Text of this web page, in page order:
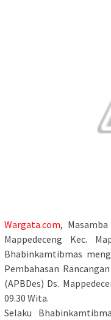
Wargata.com,
Mappedeceng Kec.
Bhabinkamtibmas
Pembahasan
(APBDes) Ds.
09.30 Wita.
Selaku